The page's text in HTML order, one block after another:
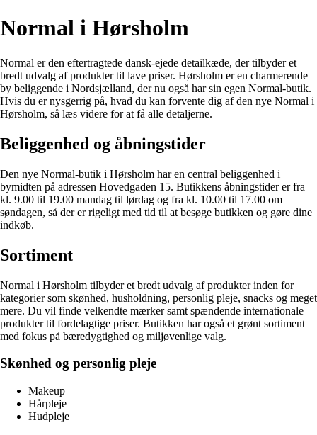
Normal i Hørsholm
Normal er den eftertragtede dansk-ejede detailkæde, der tilbyder et
bredt udvalg af produkter til lave priser. Hørsholm er en charmerende
by beliggende i Nordsjælland, der nu også har sin egen Normal-butik.
Hvis du er nysgerrig på, hvad du kan forvente dig af den nye Normal i
Hørsholm, så læs videre for at få alle detaljerne.
Beliggenhed og åbningstider
Den nye Normal-butik i Hørsholm har en central beliggenhed i
bymidten på adressen Hovedgaden 15. Butikkens åbningstider er fra
kl. 9.00 til 19.00 mandag til lørdag og fra kl. 10.00 til 17.00 om
søndagen, så der er rigeligt med tid til at besøge butikken og gøre dine
indkøb.
Sortiment
Normal i Hørsholm tilbyder et bredt udvalg af produkter inden for
kategorier som skønhed, husholdning, personlig pleje, snacks og meget
mere. Du vil finde velkendte mærker samt spændende internationale
produkter til fordelagtige priser. Butikken har også et grønt sortiment
med fokus på bæredygtighed og miljøvenlige valg.
Skønhed og personlig pleje
Makeup
Hårpleje
Hudpleje